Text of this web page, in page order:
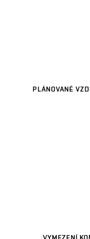
PLÁNOVANÉ